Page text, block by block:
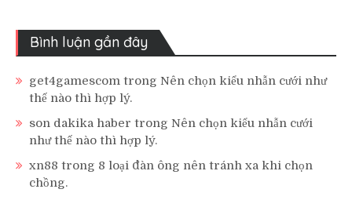
Bình luận gần đây
get4gamescom trong Nên chọn kiểu nhẫn cưới như
thế nào thì hợp lý.
son dakika haber trong Nên chọn kiểu nhẫn cưới
như thế nào thì hợp lý.
xn88 trong 8 loại đàn ông nên tránh xa khi chọn
chồng.